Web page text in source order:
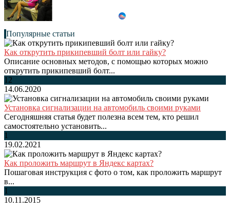
Популярные статьи
Как открутить прикипевший болт или гайку?
Описание основных методов, с помощью которых можно
открутить прикипевший болт...
12
14.06.2020
Установка сигнализации на автомобиль своими руками
Сегодняшняя статья будет полезна всем тем, кто решил
самостоятельно установить...
1
19.02.2021
Как проложить маршрут в Яндекс картах?
Пошаговая инструкция с фото о том, как проложить маршрут
в...
1
10.11.2015